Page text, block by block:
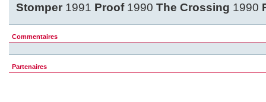
Stomper 1991 Proof1990 The Crossing 1990
Commentaires
Partenaires